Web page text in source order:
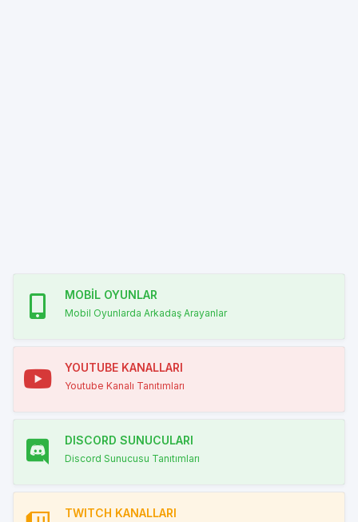
MOBİL OYUNLAR
Mobil Oyunlarda Arkadaş Arayanlar
YOUTUBE KANALLARI
Youtube Kanalı Tanıtımları
DISCORD SUNUCULARI
Discord Sunucusu Tanıtımları
TWITCH KANALLARI